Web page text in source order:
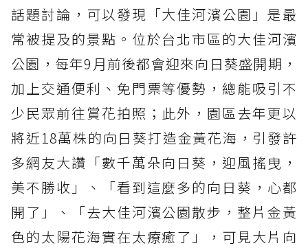
話題討論，可以發現「大佳河濱公園」是最
常被提及的景點。位於台北市區的大佳河濱
公園，每年9月前後都會迎來向日葵盛開期，
加上交通便利、免門票等優勢，總能吸引不
少民眾前往賞花拍照；此外，園區去年更以
將近18萬株的向日葵打造金黃花海，引發許
多網友大讚「數千萬朵向日葵，迎風搖曳，
美不勝收」、「看到這麼多的向日葵，心都
開了」、「去大佳河濱公園散步，整片金黃
色的太陽花海實在太療癒了」，可見大片向